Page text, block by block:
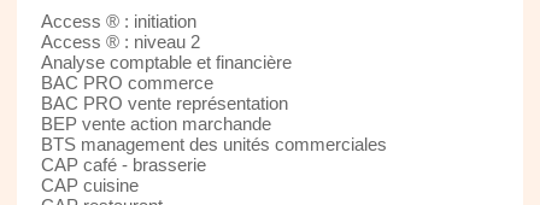
Access ® : initiation
Access ® : niveau 2
Analyse comptable et financière
BAC PRO commerce
BAC PRO vente représentation
BEP vente action marchande
BTS management des unités commerciales
CAP café - brasserie
CAP cuisine